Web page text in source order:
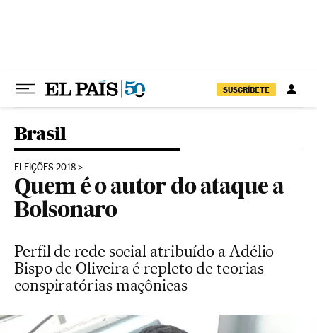
SUSCRÍBETE
Brasil
ELEIÇÕES 2018
Quem é o autor do ataque a
Bolsonaro
Perfil de rede social atribuído a Adélio
Bispo de Oliveira é repleto de teorias
conspiratórias maçônicas